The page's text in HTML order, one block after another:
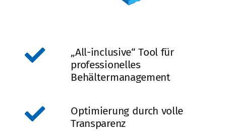
„All-inclusive“ Tool für
professionelles
Behältermanagement
Optimierung durch volle
Transparenz